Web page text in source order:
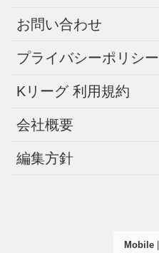
お問い合わせ
プライバシーポリシー
Kリーグ 利用規約
会社概要
編集方針
Mobile|